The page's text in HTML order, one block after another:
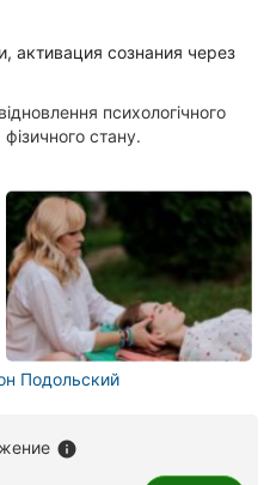
активация сознания через
психологічного
стану.
Подольский
info